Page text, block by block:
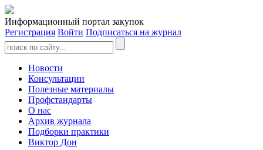
Информационный портал закупок
Регистрация Войти Подписаться на журнал
Новости
Консультации
Полезные материалы
Профстандарты
О нас
Архив журнала
Подборки практики
Виктор Дон